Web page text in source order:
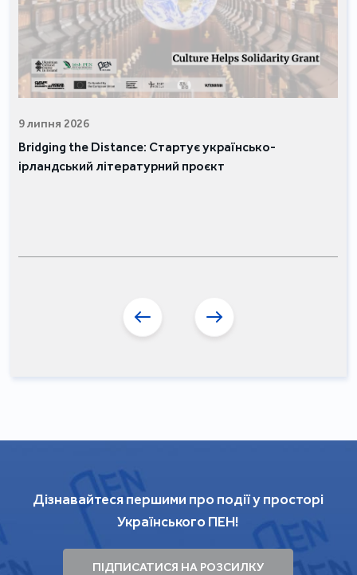
9 липня 2026
Bridging the Distance: Стартує українсько-
ірландський літературний проєкт
Дізнавайтеся першими про події у просторі
Українського ПЕН!
ПІДПИСАТИСЯ НА РОЗСИЛКУ